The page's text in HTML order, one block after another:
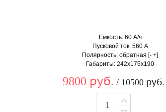
Емкость: 60 А/ч
Пусковой ток: 560 А
Полярность: обратная [- +]
Габариты: 242x175x190
9800 руб. / 10500 руб.